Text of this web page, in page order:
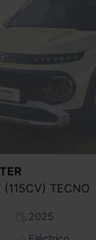
TECNO
2025